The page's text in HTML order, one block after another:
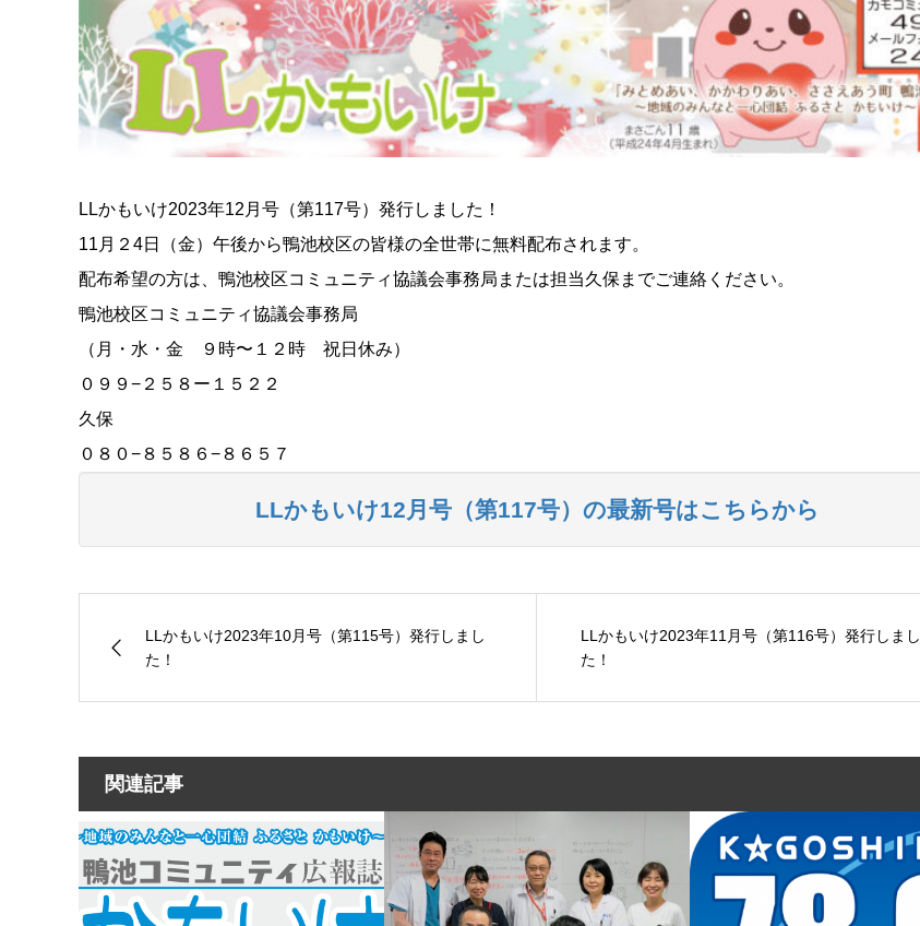
LLかもいけ2023年12月号（第117号）発行しました！
11月２4日（金）午後から鴨池校区の皆様の全世帯に無料配布されます。
配布希望の方は、鴨池校区コミュニティ協議会事務局または担当久保までご連絡ください。
鴨池校区コミュニティ協議会事務局
（月・水・金 ９時〜１２時 祝日休み）
０９９−２５８ー１５２２
久保
０８０−８５８６−８６５７
LLかもいけ12月号（第117号）の最新号はこちらから
LLかもいけ2023年10月号（第115号）発行しまし
た！
LLかもいけ2023年11月号（第116号）発行しまし
た！
関連記事